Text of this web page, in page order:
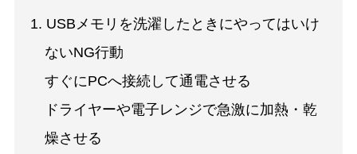
1. USBメモリを洗濯したときにやってはいけ
ないNG行動
すぐにPCへ接続して通電させる
ドライヤーや電子レンジで急激に加熱・乾
燥させる